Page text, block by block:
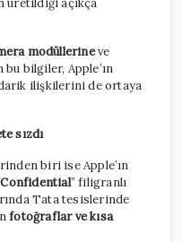
modüllerineve
bilgiler, Apple’ın
ilişkilerini de ortaya
sızdı
biri ise Apple’ın
” filigranlı
Tata tesislerinde
fotoğraflar ve kısa